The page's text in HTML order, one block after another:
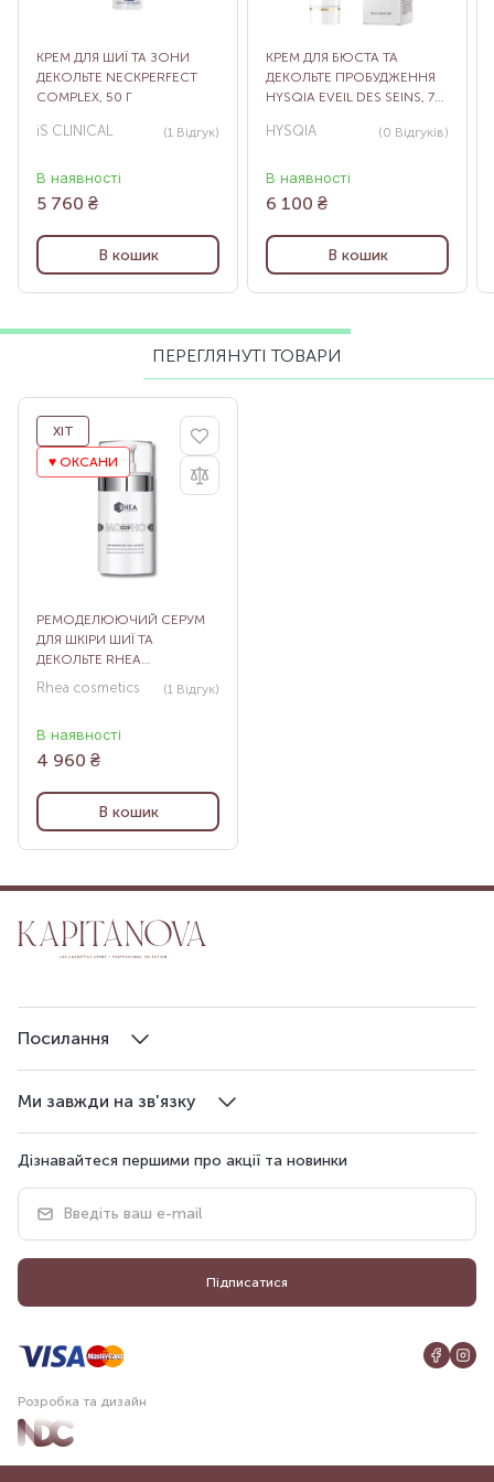
КРЕМ ДЛЯ ШИЇ ТА ЗОНИ
ДЕКОЛЬТЕ NECKPERFECT
COMPLEX, 50 Г
iS CLINICAL (1 Відгук)
В наявності
5 760 ₴
В кошик
КРЕМ ДЛЯ БЮСТА ТА
ДЕКОЛЬТЕ ПРОБУДЖЕННЯ
HYSQIA EVEIL DES SEINS, 75
HYSQIA (0 Відгуків)
В наявності
6 100 ₴
В кошик
ПЕРЕГЛЯНУТІ ТОВАРИ
ХІТ
♥️ ОКСАНИ
РЕМОДЕЛЮЮЧИЙ СЕРУМ
ДЛЯ ШКІРИ ШИЇ ТА
ДЕКОЛЬТЕ RHEA
MORPHOSHAPES 1, 50 МЛ
Rhea cosmetics (1 Відгук)
В наявності
4 960 ₴
В кошик
Ми завжди на зв'язку
Посилання
Дізнавайтеся першими про акції та новинки
Підписатися
Розробка та дизайн